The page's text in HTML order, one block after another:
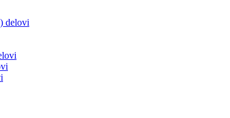
delovi